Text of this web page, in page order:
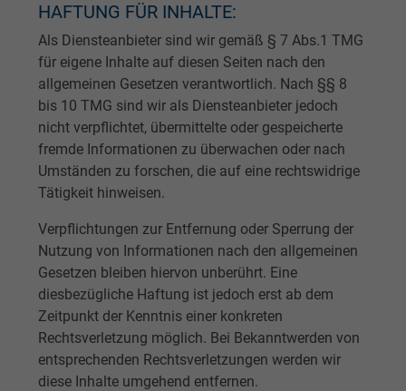
HAFTUNG FÜR INHALTE:
Als Diensteanbieter sind wir gemäß § 7 Abs.1 TMG
für eigene Inhalte auf diesen Seiten nach den
allgemeinen Gesetzen verantwortlich. Nach §§ 8
bis 10 TMG sind wir als Diensteanbieter jedoch
nicht verpflichtet, übermittelte oder gespeicherte
fremde Informationen zu überwachen oder nach
Umständen zu forschen, die auf eine rechtswidrige
Tätigkeit hinweisen.
Verpflichtungen zur Entfernung oder Sperrung der
Nutzung von Informationen nach den allgemeinen
Gesetzen bleiben hiervon unberührt. Eine
diesbezügliche Haftung ist jedoch erst ab dem
Zeitpunkt der Kenntnis einer konkreten
Rechtsverletzung möglich. Bei Bekanntwerden von
entsprechenden Rechtsverletzungen werden wir
diese Inhalte umgehend entfernen.